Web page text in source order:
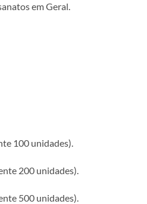
em Geral.
100 unidades).
200 unidades).
500 unidades).